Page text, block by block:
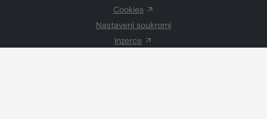
Cookies
Nastavení soukromí
Inzerce